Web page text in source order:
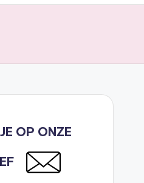
OP ONZE